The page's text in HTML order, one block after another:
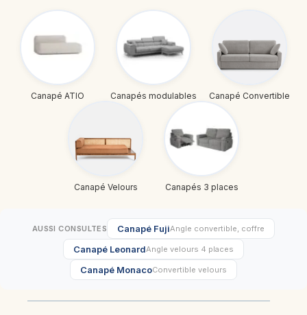
Canapé ATIO Canapés modulables Canapé Convertible
Canapé Velours Canapés 3 places
AUSSI CONSULTES Canapé FujiAngle convertible, coffre
Canapé LeonardAngle velours 4 places
Canapé MonacoConvertible velours